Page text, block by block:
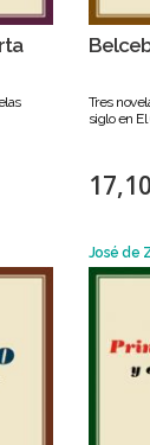
Tres
siglo en
José de